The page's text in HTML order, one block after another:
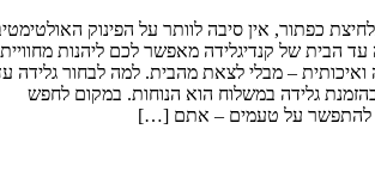
כפתור, אין סיבה לוותר על הפינוק
עד הבית של קנדיגלידה מאפשר לכם ליהנות מחוויית
ואיכותית – מבלי לצאת מהבית. למה לבחור גלידה
גלידה במשלוח הוא הנוחות. במקום לחפש
להתפשר על טעמים – אתם […]